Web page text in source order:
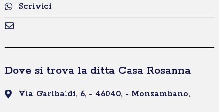
Scrivici
Dove si trova la ditta Casa Rosanna
Via Garibaldi, 6, - 46040, - Monzambano,